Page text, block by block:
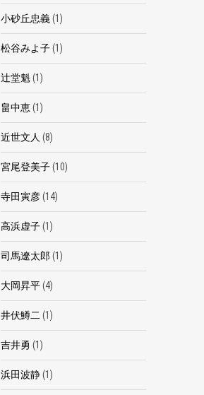
小砂丘忠義(1)
松谷みよ子(1)
辻堂魁(1)
畠中恵(1)
近世文人 (8)
宮尾登美子(10)
寺田寅彦(14)
高浜虚子(1)
司馬遼太郎 (1)
大岡昇平(4)
井伏鱒二 (1)
吉井勇 (1)
浜田波静(1)